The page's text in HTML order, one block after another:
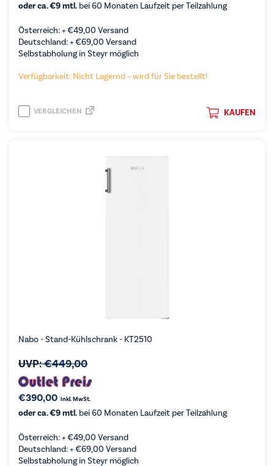
oder ca. €9 mtl. bei 60 Monaten Laufzeit per Teilzahlung
Österreich: +€49,00 Versand
Deutschland: +€69,00 Versand
Selbstabholung in Steyr möglich
Verfügbarkeit: Nicht Lagernd – wird für Sie bestellt!
KAUFEN
VERGLEICHEN
Nabo - Stand-Kühlschrank - KT2510
UVP:€449,00
€390,00 inkl. MwSt.
oder ca. €9 mtl. bei 60 Monaten Laufzeit per Teilzahlung
Österreich: +€49,00 Versand
Deutschland: +€69,00 Versand
Selbstabholung in Steyr möglich